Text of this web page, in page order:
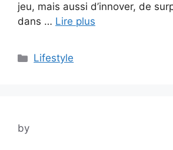
jeu, mais aussi d’innover, de
dans … Lire plus
Categories
Lifestyle
by